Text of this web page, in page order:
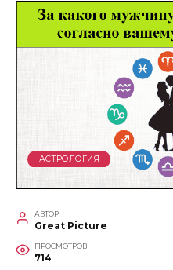
АСТРОЛОГИЯ
АВТОР
Great Picture
ПРОСМОТРОВ
714